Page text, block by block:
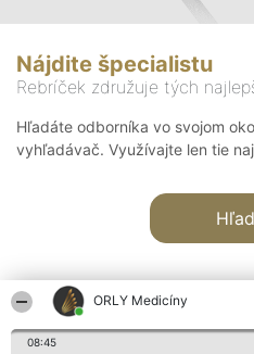
ORLY Medicíny
08:45
Nájdite špecialistu
Rebríček združuje tých
Hľadáte odborníka vo svojom
vyhľadávač. Využívajte len tie